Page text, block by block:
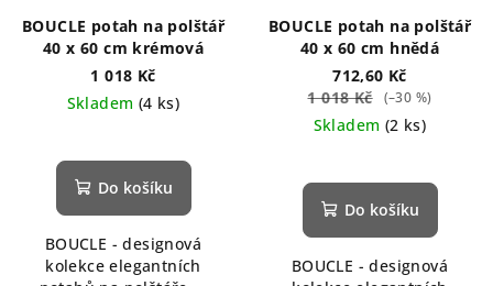
BOUCLE potah na polštář
40 x 60 cm krémová
1 018 Kč
Skladem (4 ks)
Do košíku
BOUCLE - designová
kolekce elegantních
BOUCLE potah na polštář
40 x 60 cm hnědá
712,60 Kč
1 018 Kč
(–30 %)
Skladem (2 ks)
Do košíku
BOUCLE - designová